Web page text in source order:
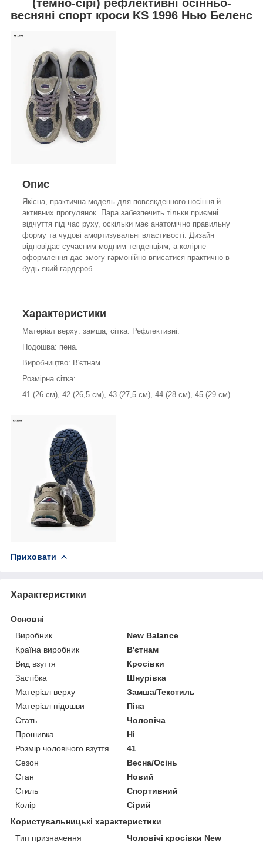
(темно-сірі) рефлективні осінньо-
весняні спорт кроси KS 1996 Нью Беленс
Опис
Якісна, практична модель для повсякденного носіння й
активних прогулянок. Пара забезпечить тільки приємні
відчуття під час руху, оскільки має анатомічно правильну
форму та чудові амортизувальні властивості. Дизайн
відповідає сучасним модним тенденціям, а колірне
оформлення дає змогу гармонійно вписатися практично в
будь-який гардероб.
Характеристики
Матеріал верху: замша, сітка. Рефлективні.
Подошва: пена.
Виробництво: В'єтнам.
Розмірна сітка:
41 (26 см), 42 (26,5 см), 43 (27,5 см), 44 (28 см), 45 (29 см).
Приховати
Характеристики
Основні
Виробник
New Balance
Країна виробник
В'єтнам
Вид взуття
Кросівки
Застібка
Шнурівка
Матеріал верху
Замша/Текстиль
Матеріал підошви
Піна
Стать
Чоловіча
Прошивка
Ні
Розмір чоловічого взуття
41
Сезон
Весна/Осінь
Стан
Новий
Стиль
Спортивний
Колір
Сірий
Користувальницькі характеристики
Тип призначення
Чоловічі кросівки New